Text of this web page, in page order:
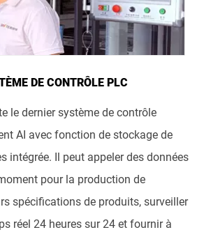
DE CONTRÔLE PLC
le dernier système de contrôle
AI avec fonction de stockage de
intégrée. Il peut appeler des données
pour la production de
spécifications de produits, surveiller
réel 24 heures sur 24 et fournir à